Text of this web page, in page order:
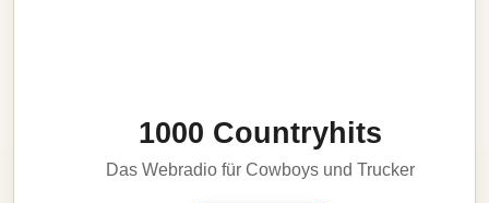
1000 Countryhits
Das Webradio für Cowboys und Trucker